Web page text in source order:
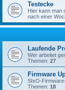
Testecke
Hier kann man
nach einer
Laufende
Wer arbeitet
Themen: 27
Firmware
SIxO-
Themen: 18